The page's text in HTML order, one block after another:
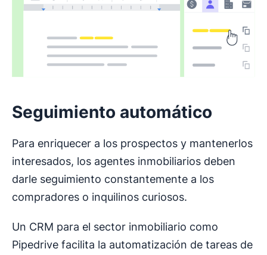
Seguimiento automático
Para enriquecer a los prospectos y mantenerlos
interesados, los agentes inmobiliarios deben
darle seguimiento constantemente a los
compradores o inquilinos curiosos.
Un CRM para el sector inmobiliario como
Pipedrive facilita la automatización de tareas de